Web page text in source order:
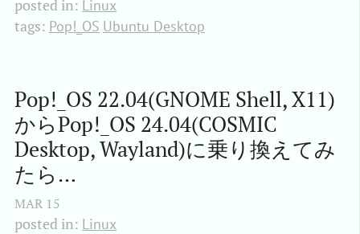
posted in: Linux
tags: Pop!_OS Ubuntu Desktop
Pop!_OS 22.04(GNOME Shell, X11)
からPop!_OS 24.04(COSMIC
Desktop, Wayland)に乗り換えてみ
たら…
MAR 15
posted in: Linux